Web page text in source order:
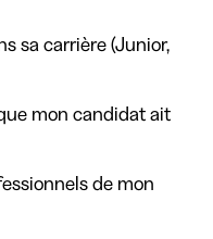
sa carrière (Junior,
mon candidat ait
de mon